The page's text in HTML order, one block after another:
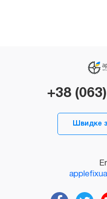
+38
Швидке